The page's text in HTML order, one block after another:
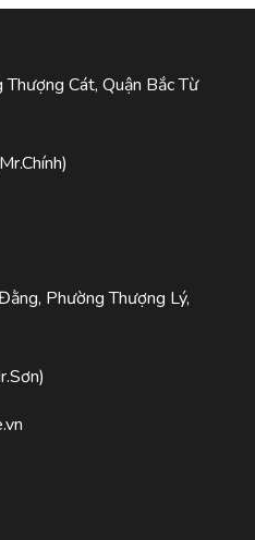
Cát, Quận Bắc Từ
Phường Thượng Lý,